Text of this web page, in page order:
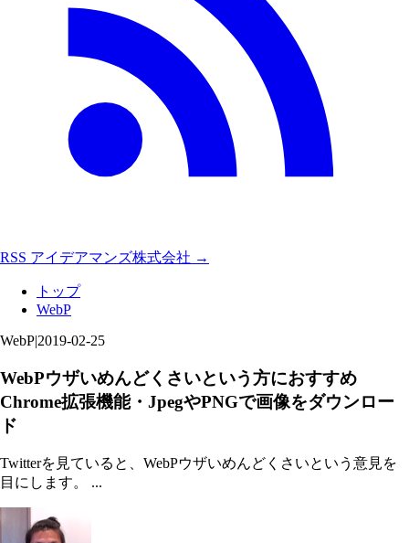
RSS アイデアマンズ株式会社 →
トップ
WebP
WebP|2019-02-25
WebPウザいめんどくさいという方におすすめ
Chrome拡張機能・JpegやPNGで画像をダウンロー
ド
Twitterを見ていると、WebPウザいめんどくさいという意見を
目にします。 ...